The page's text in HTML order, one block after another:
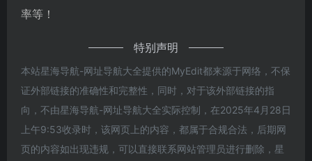
率等！
特别声明
本站星海导航-网址导航大全提供的MyEdit都来源于网络，不保
证外部链接的准确性和完整性，同时，对于该外部链接的指
向，不由星海导航-网址导航大全实际控制，在2025年4月28日
上午9:53收录时，该网页上的内容，都属于合规合法，后期网
页的内容如出现违规，可以直接联系网站管理员进行删除，星